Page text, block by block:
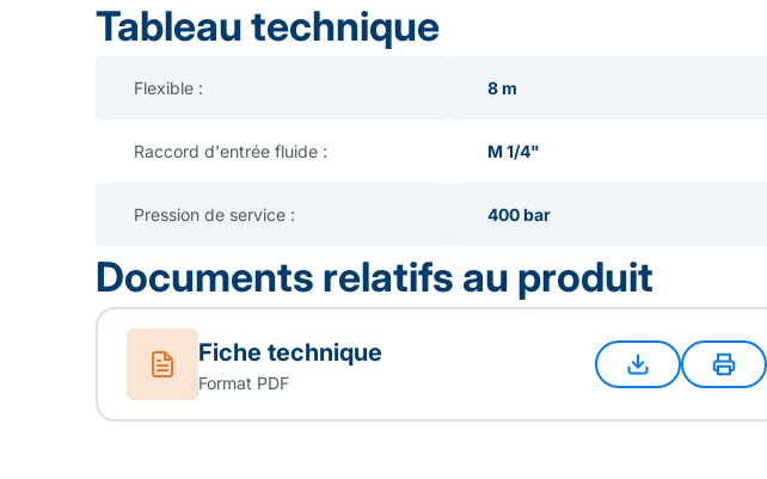
Tableau technique
Flexible : 8 m
Raccord d'entrée fluide : M 1/4"
Pression de service : 400 bar
Documents relatifs au produit
Fiche technique
Format PDF